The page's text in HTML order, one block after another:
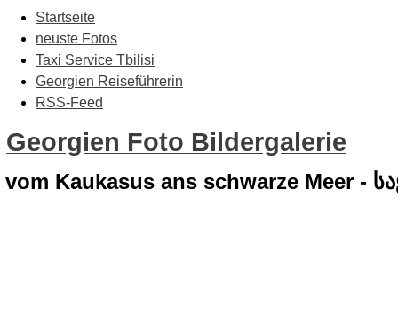
Startseite
neuste Fotos
Taxi Service Tbilisi
Georgien Reiseführerin
RSS-Feed
Georgien Foto Bildergalerie
vom Kaukasus ans schwarze Meer -